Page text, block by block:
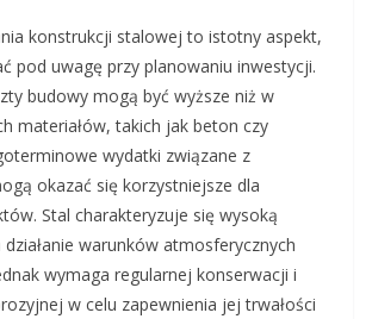
konstrukcji stalowej to istotny aspekt,
pod uwagę przy planowaniu inwestycji.
budowy mogą być wyższe niż w
materiałów, takich jak beton czy
wydatki związane z
okazać się korzystniejsze dla
Stal charakteryzuje się wysoką
warunków atmosferycznych
wymaga regularnej konserwacji i
w celu zapewnienia jej trwałości